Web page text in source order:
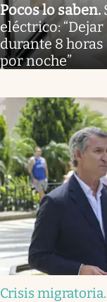
Pocos lo saben.
eléctrico:
durante 8
por noche”
Crisis migratoria.